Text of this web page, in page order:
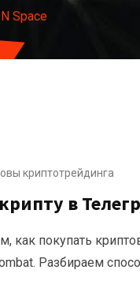
Space
криптотрейдинга
в
как покупать
Разбираем